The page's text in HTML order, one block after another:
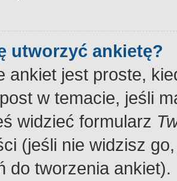
utworzyć ankietę?
ankiet jest proste,
w temacie, jeśli
widzieć formularz
(jeśli nie widzisz
do tworzenia